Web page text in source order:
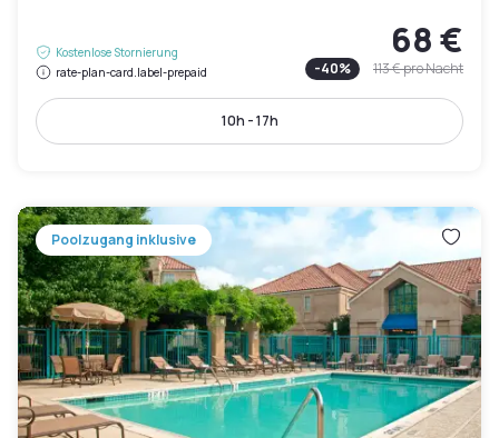
Kostenlose Stornierung
rate-plan-card.label-prepaid
68 €
-40% 113 €pro Nacht
10h - 17h
Poolzugang inklusive